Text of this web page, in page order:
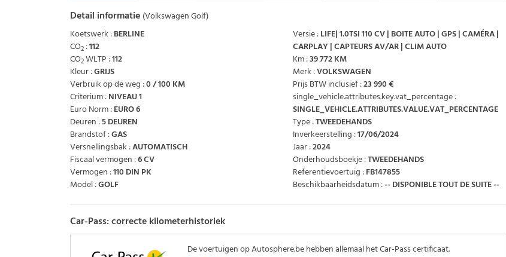
Detail informatie (Volkswagen Golf)
Koetswerk :BERLINE
CO2 :112
CO2WLTP :112
Kleur :GRIJS
Verbruik op de weg :0 / 100 KM
Criterium :NIVEAU 1
Euro Norm :EURO 6
Deuren :5 DEUREN
Brandstof :GAS
Versnellingsbak :AUTOMATISCH
Fiscaal vermogen :6 CV
Vermogen :110 DIN PK
Model :GOLF
Versie :LIFE| 1.0TSI 110 CV | BOITE AUTO | GPS | CAMÉRA |
CARPLAY | CAPTEURS AV/AR | CLIM AUTO
Km :39 772 KM
Merk :VOLKSWAGEN
Prijs BTW inclusief :23 990 €
single_vehicle.attributes.key.vat_percentage :
SINGLE_VEHICLE.ATTRIBUTES.VALUE.VAT_PERCENTAGE
Type :TWEEDEHANDS
Inverkeerstelling :17/06/2024
Jaar :2024
Onderhoudsboekje :TWEEDEHANDS
Referentievoertuig :FB147855
Beschikbaarheidsdatum :-- DISPONIBLE TOUT DE SUITE --
Car-Pass: correcte kilometerhistoriek
De voertuigen op Autosphere.be hebben allemaal het Car-Pass certificaat.